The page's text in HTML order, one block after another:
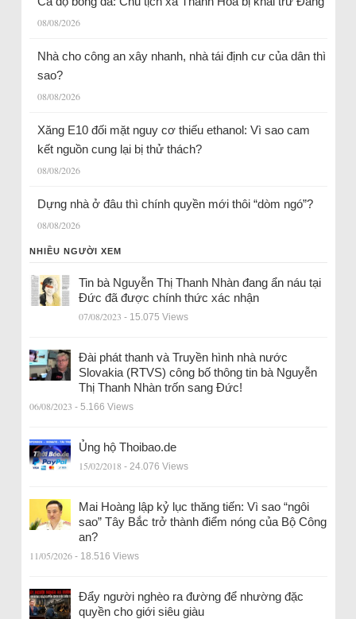
08/08/2026
Nhà cho công an xây nhanh, nhà tái định cư của dân thì
sao?
08/08/2026
Xăng E10 đối mặt nguy cơ thiếu ethanol: Vì sao cam
kết nguồn cung lại bị thử thách?
08/08/2026
Dựng nhà ở đâu thì chính quyền mới thôi “dòm ngó”?
08/08/2026
NHIỀU NGƯỜI XEM
Tin bà Nguyễn Thị Thanh Nhàn đang ẩn náu tại
Đức đã được chính thức xác nhận
07/08/2023 - 15.075 Views
Đài phát thanh và Truyền hình nhà nước
Slovakia (RTVS) công bố thông tin bà Nguyễn
Thị Thanh Nhàn trốn sang Đức!
06/08/2023 - 5.166 Views
Ủng hộ Thoibao.de
15/02/2018 - 24.076 Views
Mai Hoàng lập kỷ lục thăng tiến: Vì sao “ngôi
sao” Tây Bắc trở thành điểm nóng của Bộ Công
an?
11/05/2026 - 18.516 Views
Đẩy người nghèo ra đường để nhường đặc
quyền cho giới siêu giàu